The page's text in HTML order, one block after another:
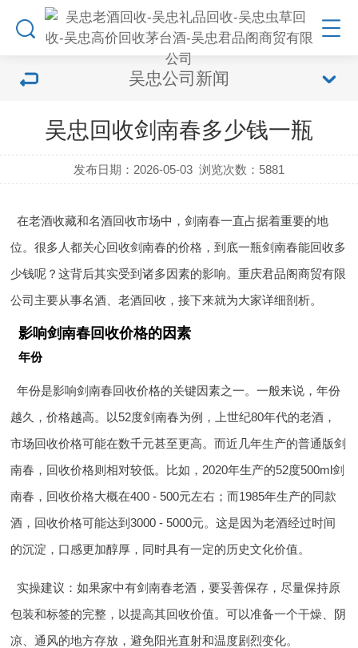
吴忠公司新闻
吴忠回收剑南春多少钱一瓶
发布日期：2026-05-03 浏览次数： 5881
在老酒收藏和名酒回收市场中，剑南春一直占据着重要的地
位。很多人都关心回收剑南春的价格，到底一瓶剑南春能回收多
少钱呢？这背后其实受到诸多因素的影响。重庆君品阁商贸有限
公司主要从事名酒、老酒回收，接下来就为大家详细剖析。
影响剑南春回收价格的因素
年份
年份是影响剑南春回收价格的关键因素之一。一般来说，年份
越久，价格越高。以52度剑南春为例，上世纪80年代的老酒，
市场回收价格可能在数千元甚至更高。而近几年生产的普通版剑
南春，回收价格则相对较低。比如，2020年生产的52度500ml剑
南春，回收价格大概在400 - 500元左右；而1985年生产的同款
酒，回收价格可能达到3000 - 5000元。这是因为老酒经过时间
的沉淀，口感更加醇厚，同时具有一定的历史文化价值。
实操建议：如果家中有剑南春老酒，要妥善保存，尽量保持原
包装和标签的完整，以提高其回收价值。可以准备一个干燥、阴
凉、通风的地方存放，避免阳光直射和温度剧烈变化。